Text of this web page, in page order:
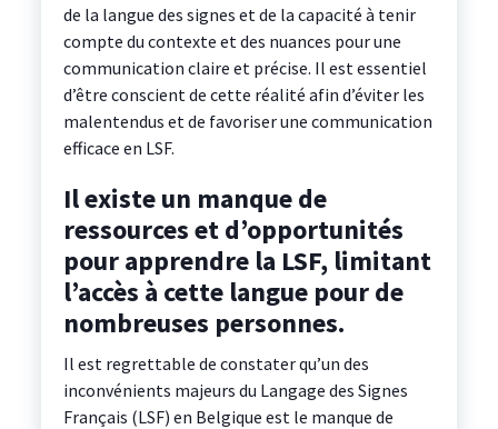
de la langue des signes et de la capacité à tenir
compte du contexte et des nuances pour une
communication claire et précise. Il est essentiel
d’être conscient de cette réalité afin d’éviter les
malentendus et de favoriser une communication
efficace en LSF.
Il existe un manque de
ressources et d’opportunités
pour apprendre la LSF, limitant
l’accès à cette langue pour de
nombreuses personnes.
Il est regrettable de constater qu’un des
inconvénients majeurs du Langage des Signes
Français (LSF) en Belgique est le manque de